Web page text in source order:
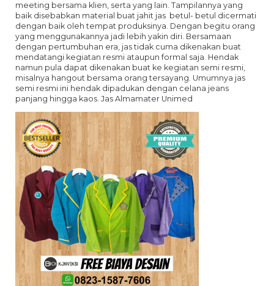
meeting bersama klien, serta yang lain. Tampilannya yang
baik disebabkan material buat jahit jas betul- betul dicermati
dengan baik oleh tempat produksinya. Dengan begitu orang
yang menggunakannya jadi lebih yakin diri. Bersamaan
dengan pertumbuhan era, jas tidak cuma dikenakan buat
mendatangi kegiatan resmi ataupun formal saja. Hendak
namun pula dapat dikenakan buat ke kegiatan semi resmi,
misalnya hangout bersama orang tersayang. Umumnya jas
semi resmi ini hendak dipadukan dengan celana jeans
panjang hingga kaos. Jas Almamater Unimed